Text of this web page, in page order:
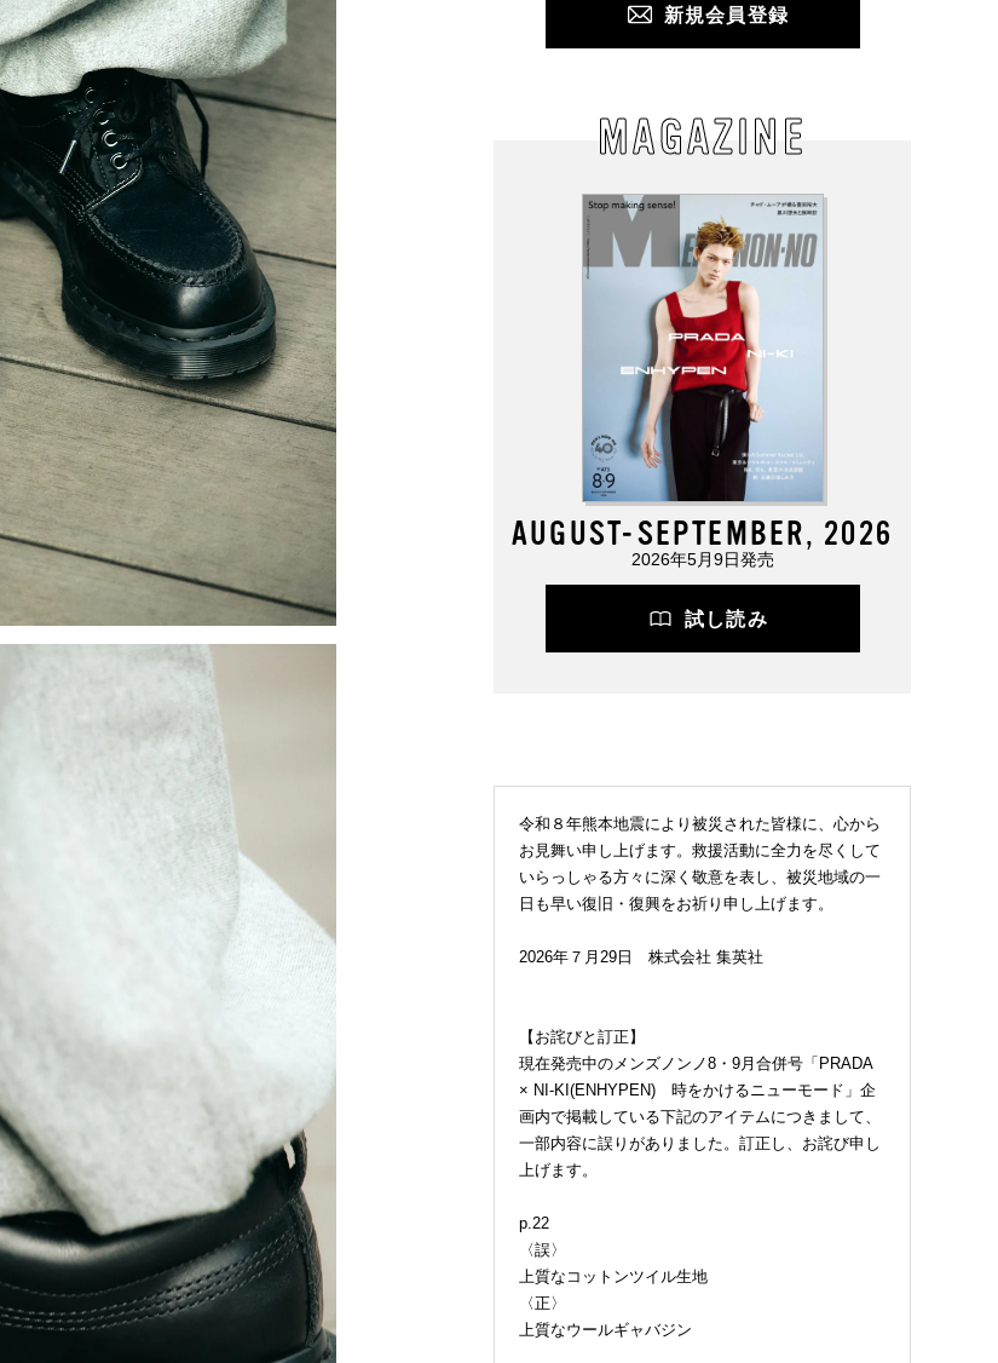
新規会員登録
MAGAZINE
AUGUST-SEPTEMBER, 2026
2026年5月9日発売
試し読み
令和８年熊本地震により被災された皆様に、心から
お見舞い申し上げます。救援活動に全力を尽くして
いらっしゃる方々に深く敬意を表し、被災地域の一
日も早い復旧・復興をお祈り申し上げます。
2026年７月29日 株式会社 集英社
【お詫びと訂正】
現在発売中のメンズノンノ8・9月合併号「PRADA
× NI-KI(ENHYPEN) 時をかけるニューモード」企
画内で掲載している下記のアイテムにつきまして、
一部内容に誤りがありました。訂正し、お詫び申し
上げます。
p.22
〈誤〉
上質なコットンツイル生地
〈正〉
上質なウールギャバジン